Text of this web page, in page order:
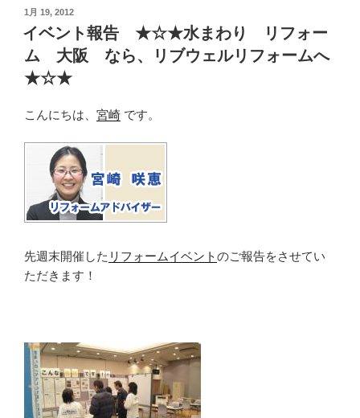
投
日:
1月 19, 2012
イベント報告 ★☆★水まわり リフォー
ム 大阪 なら、リブウェルリフォームへ
★☆★
こんにちは、 宮崎 です。
先週末開催した リフォームイベントのご報告をさせてい
ただきます！